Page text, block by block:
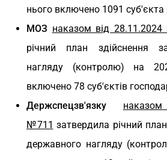
нього включено 1091
МОЗ наказом від
річний план здійснення
нагляду (контролю) на
включено 78 суб'єктів
Держспецзв'язку
№711 затвердила річний
державного нагляду